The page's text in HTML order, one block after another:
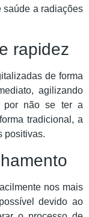
saúde a radiações
rapidez
de forma
agilizando
por não se ter a
tradicional, a
positivas.
nos mais
devido ao